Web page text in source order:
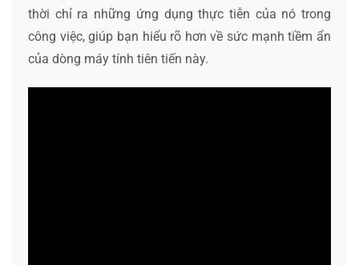
thời chỉ ra những ứng dụng thực tiễn của nó trong
công việc, giúp bạn hiểu rõ hơn về sức mạnh tiềm ẩn
của dòng máy tính tiên tiến này.